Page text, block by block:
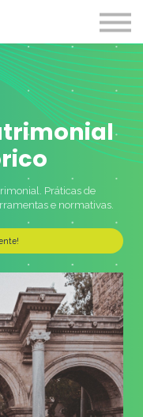
Práticas de
e normativas.